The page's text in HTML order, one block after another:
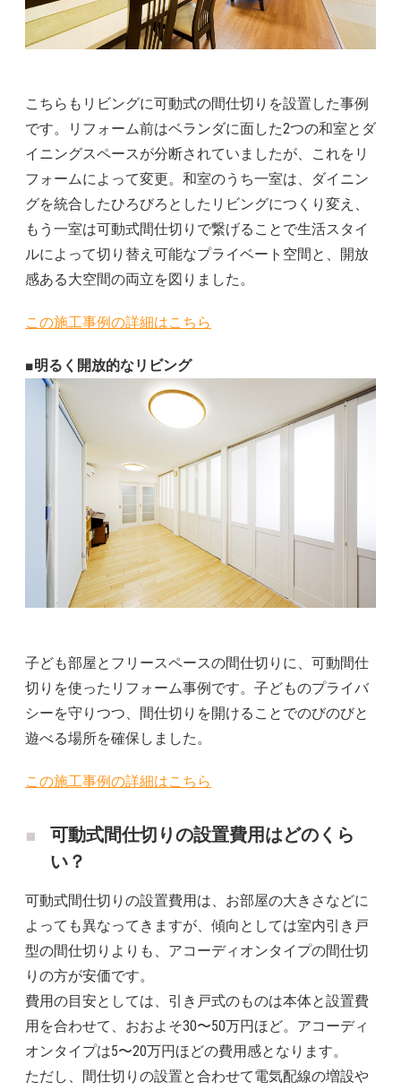
こちらもリビングに可動式の間仕切りを設置した事例
です。リフォーム前はベランダに面した2つの和室とダ
イニングスペースが分断されていましたが、これをリ
フォームによって変更。和室のうち一室は、ダイニン
グを統合したひろびろとしたリビングにつくり変え、
もう一室は可動式間仕切りで繋げることで生活スタイ
ルによって切り替え可能なプライベート空間と、開放
感ある大空間の両立を図りました。
この施工事例の詳細はこちら
■明るく開放的なリビング
子ども部屋とフリースペースの間仕切りに、可動間仕
切りを使ったリフォーム事例です。子どものプライバ
シーを守りつつ、間仕切りを開けることでのびのびと
遊べる場所を確保しました。
この施工事例の詳細はこちら
可動式間仕切りの設置費用はどのくら
い？
可動式間仕切りの設置費用は、お部屋の大きさなどに
よっても異なってきますが、傾向としては室内引き戸
型の間仕切りよりも、アコーディオンタイプの間仕切
りの方が安価です。
費用の目安としては、引き戸式のものは本体と設置費
用を合わせて、おおよそ30〜50万円ほど。アコーディ
オンタイプは5〜20万円ほどの費用感となります。
ただし、間仕切りの設置と合わせて電気配線の増設や